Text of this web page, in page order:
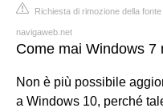
Richiesta di rimozione della fonte
navigaweb.net
Come mai Windows 7
Non è più possibile
a Windows 10, perché